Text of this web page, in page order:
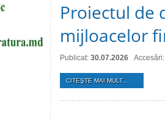
Proiectul de
mijloacelor
Publicat: 30.07.2026
CITEŞTE MAI MULT...